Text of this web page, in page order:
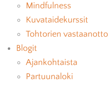
Mindfulness
Kuvataidekurssit
Tohtorien vastaanotto
Blogit
Ajankohtaista
Partuunaloki